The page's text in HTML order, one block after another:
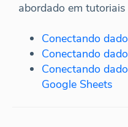
abordado em
Conectando
Conectando
Conectando
Google Sheets